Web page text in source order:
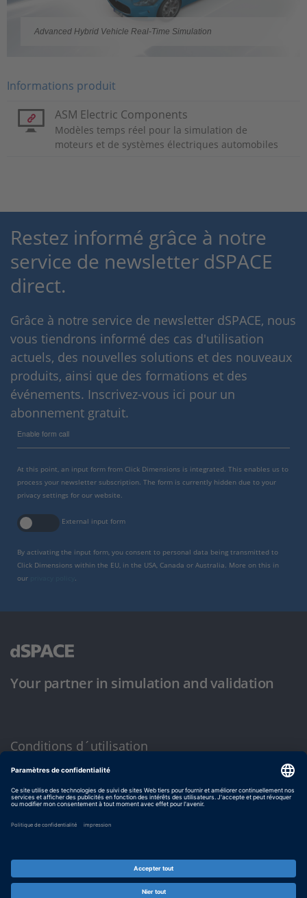
Video
Advanced Hybrid Vehicle Real-Time Simulation
Informations produit
ASM Electric Components
Modèles temps réel pour la simulation de
moteurs et de systèmes électriques automobiles
Restez informé grâce à notre
service de newsletter dSPACE
direct.
Grâce à notre service de newsletter dSPACE, nous
vous tiendrons informé des cas d'utilisation
actuels, des nouvelles solutions et des nouveaux
produits, ainsi que des formations et des
événements. Inscrivez-vous ici pour un
abonnement gratuit.
Enable form call
At this point, an input form from Click Dimensions is integrated. This enables us to
process your newsletter subscription. The form is currently hidden due to your
privacy settings for our website.
External input form
By activating the input form, you consent to personal data being transmitted to
Click Dimensions within the EU, in the USA, Canada or Australia. More on this in
our
Your partner in simulation and validation
Conditions d´utilisation
Politique de confidentialité
Mentions légales et conditions générales